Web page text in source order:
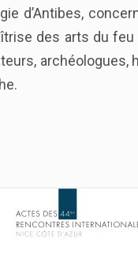
d’Antibes,
des arts du feu